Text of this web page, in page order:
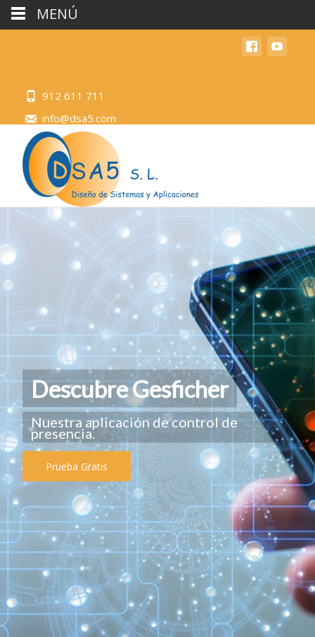
912 611 711
info@dsa5.com
Descubre Gesficher
Nuestra aplicación de control de
presencia.
Prueba Gratis
MENÚ